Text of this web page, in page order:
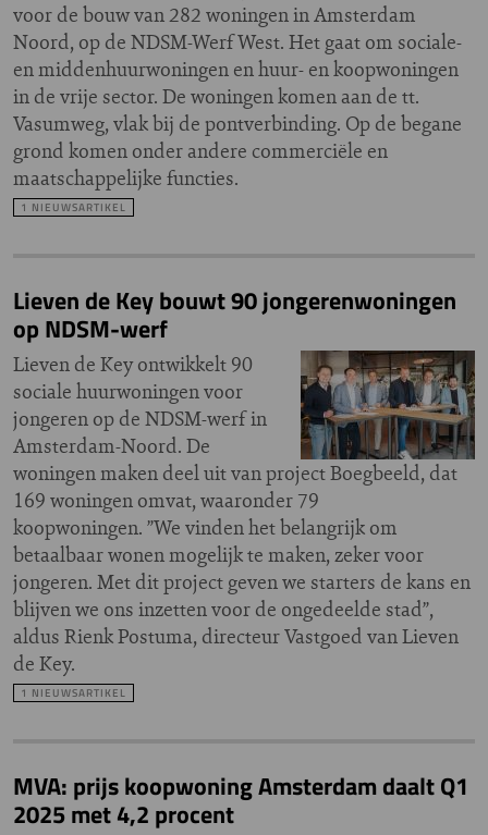
voor de bouw van 282 woningen in Amsterdam
Noord, op de NDSM-Werf West. Het gaat om sociale-
en middenhuurwoningen en huur- en koopwoningen
in de vrije sector. De woningen komen aan de tt.
Vasumweg, vlak bij de pontverbinding. Op de begane
grond komen onder andere commerciële en
maatschappelijke functies.
1 NIEUWSARTIKEL
Lieven de Key bouwt 90 jongerenwoningen
op NDSM-werf
Lieven de Key ontwikkelt 90
sociale huurwoningen voor
jongeren op de NDSM-werf in
Amsterdam-Noord. De
woningen maken deel uit van project Boegbeeld, dat
169 woningen omvat, waaronder 79
koopwoningen. ”We vinden het belangrijk om
betaalbaar wonen mogelijk te maken, zeker voor
jongeren. Met dit project geven we starters de kans en
blijven we ons inzetten voor de ongedeelde stad”,
aldus Rienk Postuma, directeur Vastgoed van Lieven
de Key.
1 NIEUWSARTIKEL
MVA: prijs koopwoning Amsterdam daalt Q1
2025 met 4,2 procent